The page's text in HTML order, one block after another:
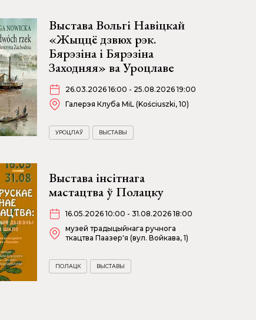
Выстава Вольгі Навіцкай
«Жыццё дзвюх рэк.
Бярэзіна і Бярэзіна
Заходняя» ва Уроцлаве
26.03.2026 16:00 - 25.08.2026 19:00
Галерэя Клуба MiL (Kościuszki, 10)
УРОЦЛАЎ ВЫСТАВЫ
Выстава інсітнага
мастацтва ў Полацку
16.05.2026 10:00 - 31.08.2026 18:00
музей традыцыйнага ручнога
ткацтва Паазер'я (вул. Войкава, 1)
ПОЛАЦК ВЫСТАВЫ